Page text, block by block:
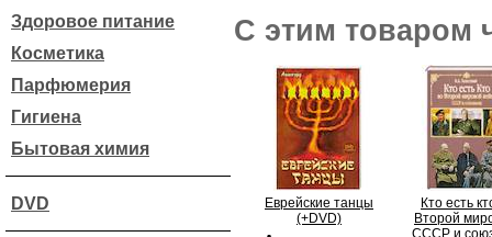
Здоровое питание
Косметика
Парфюмерия
Гигиена
Бытовая химия
DVD
С этим товаром
Еврейские танцы
(+DVD)
Кто есть
Второй
СССР и